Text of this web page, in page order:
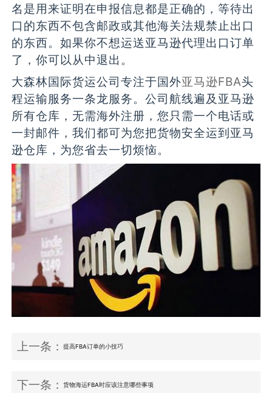
名是用来证明在申报信息都是正确的，等待出
口的东西不包含邮政或其他海关法规禁止出口
的东西。如果你不想运送亚马逊代理出口订单
了，你可以从中退出。
大森林国际货运公司专注于国外亚马逊FBA头
程运输服务一条龙服务。公司航线遍及亚马逊
所有仓库，无需海外注册，您只需一个电话或
一封邮件，我们都可为您把货物安全运到亚马
逊仓库，为您省去一切烦恼。
上一条：提高FBA订单的小技巧
下一条：货物海运FBA时应该注意哪些事项